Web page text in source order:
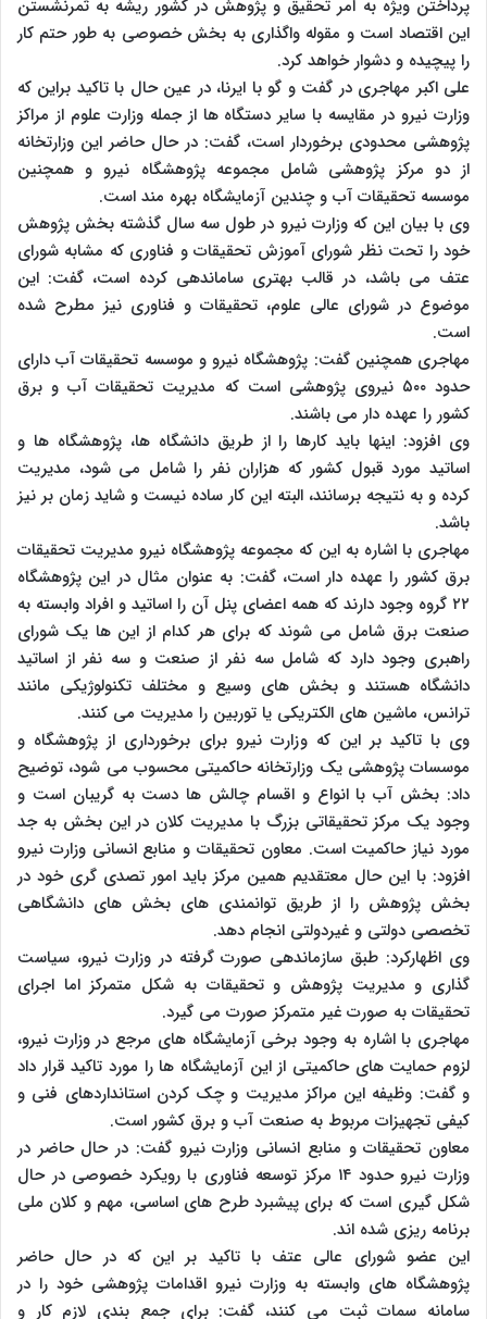
پرداختن ویژه به امر تحقیق و پژوهش در کشور ریشه به ثمرنشستن
این اقتصاد است و مقوله واگذاری به بخش خصوصی به طور حتم کار
را پیچیده و دشوار خواهد کرد.
علی اکبر مهاجری در گفت و گو با ایرنا، در عین حال با تاکید براین که
وزارت نیرو در مقایسه با سایر دستگاه ها از جمله وزارت علوم از مراکز
پژوهشی محدودی برخوردار است، گفت: در حال حاضر این وزارتخانه
از دو مرکز پژوهشی شامل مجموعه پژوهشگاه نیرو و همچنین
موسسه تحقیقات آب و چندین آزمایشگاه بهره مند است.
وی با بیان این که وزارت نیرو در طول سه سال گذشته بخش پژوهش
خود را تحت نظر شورای آموزش تحقیقات و فناوری که مشابه شورای
عتف می باشد، در قالب بهتری ساماندهی کرده است، گفت: این
موضوع در شورای عالی علوم، تحقیقات و فناوری نیز مطرح شده
است.
مهاجری همچنین گفت: پژوهشگاه نیرو و موسسه تحقیقات آب دارای
حدود ۵۰۰ نیروی پژوهشی است که مدیریت تحقیقات آب و برق
کشور را عهده دار می باشند.
وی افزود: اینها باید کارها را از طریق دانشگاه ها، پژوهشگاه ها و
اساتید مورد قبول کشور که هزاران نفر را شامل می شود، مدیریت
کرده و به نتیجه برسانند، البته این کار ساده نیست و شاید زمان بر نیز
باشد.
مهاجری با اشاره به این که مجموعه پژوهشگاه نیرو مدیریت تحقیقات
برق کشور را عهده دار است، گفت: به عنوان مثال در این پژوهشگاه
۲۲ گروه وجود دارند که همه اعضای پنل آن را اساتید و افراد وابسته به
صنعت برق شامل می شوند که برای هر کدام از این ها یک شورای
راهبری وجود دارد که شامل سه نفر از صنعت و سه نفر از اساتید
دانشگاه هستند و بخش های وسیع و مختلف تکنولوژیکی مانند
ترانس، ماشین های الکتریکی یا توربین را مدیریت می کنند.
وی با تاکید بر این که وزارت نیرو برای برخورداری از پژوهشگاه و
موسسات پژوهشی یک وزارتخانه حاکمیتی محسوب می شود، توضیح
داد: بخش آب با انواع و اقسام چالش ها دست به گریبان است و
وجود یک مرکز تحقیقاتی بزرگ با مدیریت کلان در این بخش به جد
مورد نیاز حاکمیت است. معاون تحقیقات و منابع انسانی وزارت نیرو
افزود: با این حال معتقدیم همین مرکز باید امور تصدی گری خود در
بخش پژوهش را از طریق توانمندی های بخش های دانشگاهی
تخصصی دولتی و غیردولتی انجام دهد.
وی اظهارکرد: طبق سازماندهی صورت گرفته در وزارت نیرو، سیاست
گذاری و مدیریت پژوهش و تحقیقات به شکل متمرکز اما اجرای
تحقیقات به صورت غیر متمرکز صورت می گیرد.
مهاجری با اشاره به وجود برخی آزمایشگاه های مرجع در وزارت نیرو،
لزوم حمایت های حاکمیتی از این آزمایشگاه ها را مورد تاکید قرار داد
و گفت: وظیفه این مراکز مدیریت و چک کردن استانداردهای فنی و
کیفی تجهیزات مربوط به صنعت آب و برق کشور است.
معاون تحقیقات و منابع انسانی وزارت نیرو گفت: در حال حاضر در
وزارت نیرو حدود ۱۴ مرکز توسعه فناوری با رویکرد خصوصی در حال
شکل گیری است که برای پیشبرد طرح های اساسی، مهم و کلان ملی
برنامه ریزی شده اند.
این عضو شورای عالی عتف با تاکید بر این که در حال حاضر
پژوهشگاه های وابسته به وزارت نیرو اقدامات پژوهشی خود را در
سامانه سمات ثبت می کنند، گفت: برای جمع بندی لازم کار و